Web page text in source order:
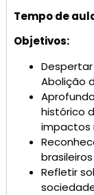
Tempo de
Objetivos:
Abolição
histórico
impactos
Refletir